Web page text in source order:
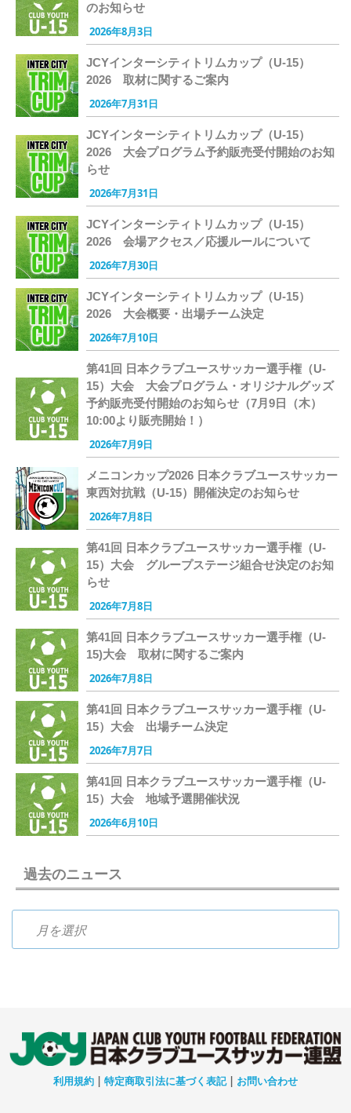
のお知らせ
2026年8月3日
JCYインターシティトリムカップ（U-15）
2026 取材に関するご案内
2026年7月31日
JCYインターシティトリムカップ（U-15）
2026 大会プログラム予約販売受付開始のお知
らせ
2026年7月31日
JCYインターシティトリムカップ（U-15）
2026 会場アクセス／応援ルールについて
2026年7月30日
JCYインターシティトリムカップ（U-15）
2026 大会概要・出場チーム決定
2026年7月10日
第41回 日本クラブユースサッカー選手権（U-
15）大会 大会プログラム・オリジナルグッズ
予約販売受付開始のお知らせ（7月9日（木）
10:00より販売開始！）
2026年7月9日
メニコンカップ2026 日本クラブユースサッカー
東西対抗戦（U-15）開催決定のお知らせ
2026年7月8日
第41回 日本クラブユースサッカー選手権（U-
15）大会 グループステージ組合せ決定のお知
らせ
2026年7月8日
第41回 日本クラブユースサッカー選手権（U-
15)大会 取材に関するご案内
2026年7月8日
第41回 日本クラブユースサッカー選手権（U-
15）大会 出場チーム決定
2026年7月7日
第41回 日本クラブユースサッカー選手権（U-
15）大会 地域予選開催状況
2026年6月10日
過去のニュース
利用規約 | 特定商取引法に基づく表記| お問い合わせ